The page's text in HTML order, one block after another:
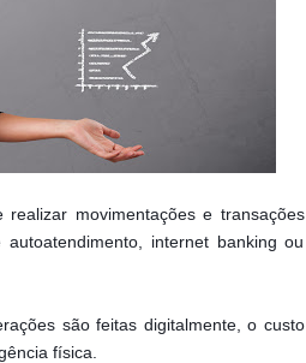
movimentações e transações
internet banking ou
são feitas digitalmente, o custo
física.